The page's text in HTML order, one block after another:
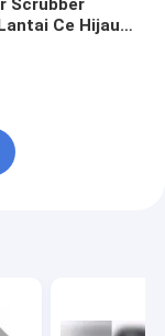
Ce Hijau